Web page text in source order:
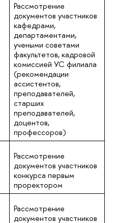
Рассмотрение
документов участников
кафедрами,
департаментами,
учеными советами
факультетов, кадровой
комиссией УС филиала
(рекомендации
ассистентов,
преподавателей,
старших
преподавателей,
доцентов,
профессоров)
Рассмотрение
документов участников
конкурса первым
проректором
Рассмотрение
документов участников